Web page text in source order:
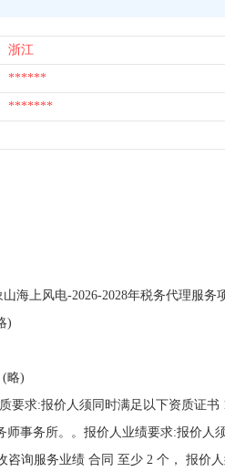
浙江
******
*******
海上风电-2026-2028年税务代理服务
)
(略)
要求:报价人须同时满足以下资质证
师事务所。。报价人业绩要求:报价
咨询服务业绩 合同 至少 2 个， 报价